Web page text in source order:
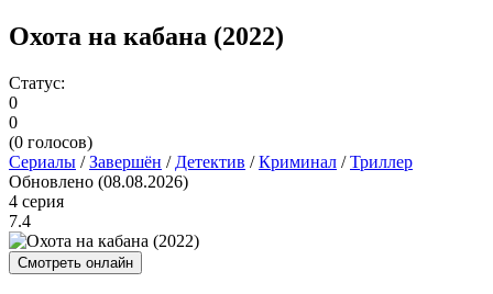
Охота на кабана (2022)
Статус:
0
0
(0 голосов)
Сериалы /Завершён / Детектив /Криминал /Триллер
Обновлено (08.08.2026)
4 серия
7.4
Смотреть онлайн